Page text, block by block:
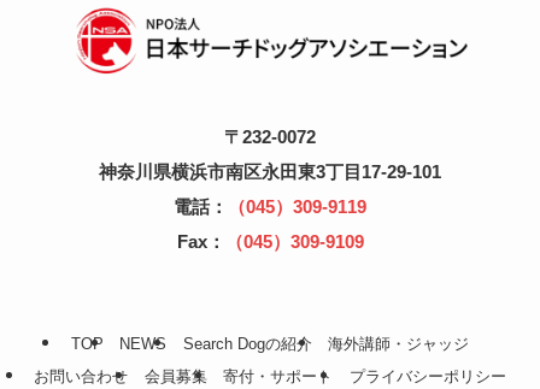
〒232-0072
神奈川県横浜市南区永田東3丁目17-29-101
電話：
（045）309-9119
Fax：
（045）309-9109
TOP NEWS Search Dogの紹介
海外講師・ジャッジ
お問い合わせ
会員募集 寄付・サポート プライバシーポリシー